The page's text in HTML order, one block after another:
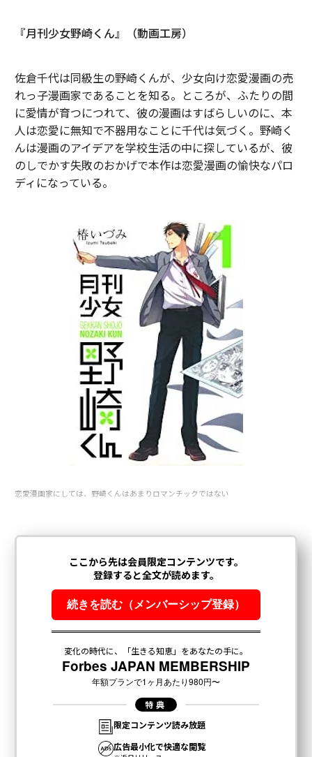
『月刊少女野崎くん』（動画工房）
佐倉千代は同級生の野崎くんが、少女向け恋愛漫画の売
れっ子漫画家であることを知る。ところが、ふたりの間
に愛情が育つにつれて、彼の漫画はすばらしいのに、本
人は恋愛に無知で不器用なことに千代は気づく。野崎く
んは漫画のアイデアを学校生活の中に探しているが、彼
のしでかす失敗のおかげで本作は恋愛漫画の愉快なパロ
ディになっている。
恋愛漫画家にしては、野崎くんはあまりロマンチックではない